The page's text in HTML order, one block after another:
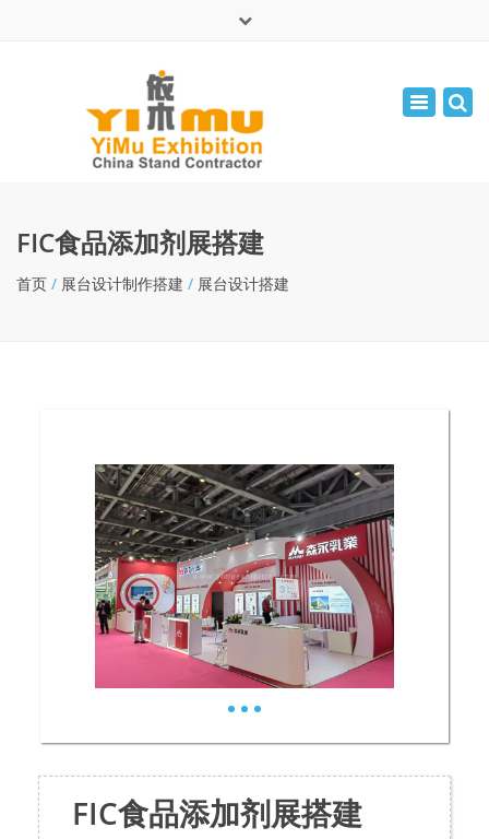
周一 - 周五: 9:00 - 17:30
leolin05131
Toggle
FIC食品添加剂展搭建
首页 / 展台设计制作搭建 / 展台设计搭建
FIC食品添加剂展搭建